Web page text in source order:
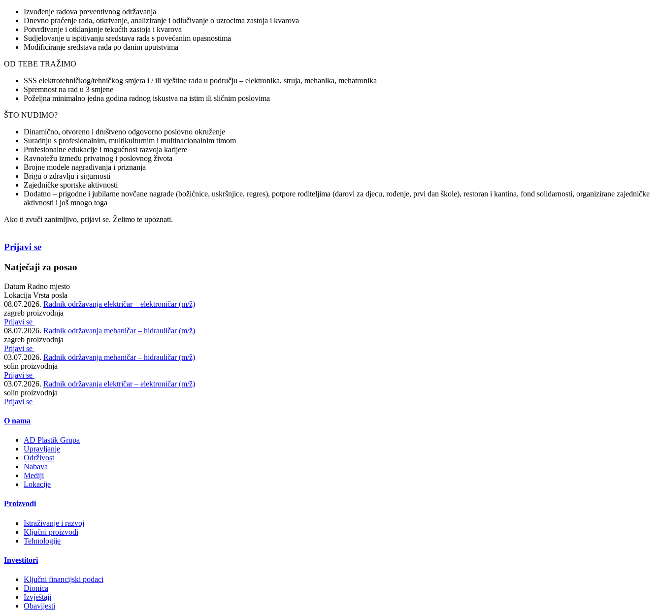
Izvođenje radova preventivnog održavanja
Dnevno praćenje rada, otkrivanje, analiziranje i odlučivanje o uzrocima zastoja i kvarova
Potvrđivanje i otklanjanje tekućih zastoja i kvarova
Sudjelovanje u ispitivanju sredstava rada s povećanim opasnostima
Modificiranje sredstava rada po danim uputstvima
OD TEBE TRAŽIMO
SSS elektrotehničkog/tehničkog smjera i / ili vještine rada u području – elektronika, struja, mehanika, mehatronika
Spremnost na rad u 3 smjene
Poželjna minimalno jedna godina radnog iskustva na istim ili sličnim poslovima
ŠTO NUDIMO?
Dinamično, otvoreno i društveno odgovorno poslovno okruženje
Suradnju s profesionalnim, multikulturnim i multinacionalnim timom
Profesionalne edukacije i mogućnost razvoja karijere
Ravnotežu između privatnog i poslovnog života
Brojne modele nagrađivanja i priznanja
Brigu o zdravlju i sigurnosti
Zajedničke sportske aktivnosti
Dodatno – prigodne i jubilarne novčane nagrade (božićnice, uskršnjice, regres), potpore roditeljima (darovi za djecu, rođenje, prvi dan škole), restoran i kantina, fond solidarnosti, organizirane zajedničke
aktivnosti i još mnogo toga
Ako ti zvuči zanimljivo, prijavi se. Želimo te upoznati.
Prijavi se
Natječaji za posao
Datum Radno mjesto
Lokacija Vrsta posla
08.07.2026. Radnik održavanja električar – elektroničar (m/ž)
zagreb proizvodnja
Prijavi se
08.07.2026. Radnik održavanja mehaničar – hidrauličar (m/ž)
zagreb proizvodnja
Prijavi se
03.07.2026. Radnik održavanja mehaničar – hidrauličar (m/ž)
solin proizvodnja
Prijavi se
03.07.2026. Radnik održavanja električar – elektroničar (m/ž)
solin proizvodnja
Prijavi se
O nama
AD Plastik Grupa
Upravljanje
Održivost
Nabava
Mediji
Lokacije
Proizvodi
Istraživanje i razvoj
Ključni proizvodi
Tehnologije
Investitori
Ključni financijski podaci
Dionica
Izvještaji
Obavijesti